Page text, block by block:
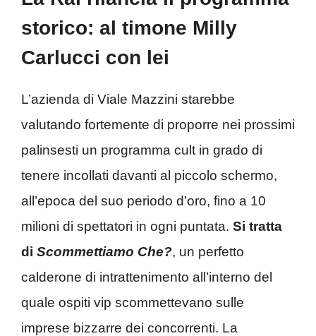
storico: al timone Milly
Carlucci con lei
L’azienda di Viale Mazzini starebbe
valutando fortemente di proporre nei prossimi
palinsesti un programma cult in grado di
tenere incollati davanti al piccolo schermo,
all’epoca del suo periodo d’oro, fino a 10
milioni di spettatori in ogni puntata. Si tratta
di Scommettiamo Che?, un perfetto
calderone di intrattenimento all’interno del
quale ospiti vip scommettevano sulle
imprese bizzarre dei concorrenti. La